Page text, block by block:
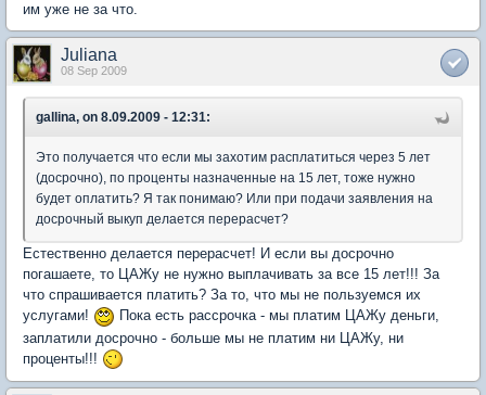
им уже не за что.
Juliana
08 Sep 2009
gallina, on 8.09.2009 - 12:31:
Это получается что если мы захотим расплатиться через 5 лет
(досрочно), по проценты назначенные на 15 лет, тоже нужно
будет оплатить? Я так понимаю? Или при подачи заявления на
досрочный выкуп делается перерасчет?
Естественно делается перерасчет! И если вы досрочно
погашаете, то ЦАЖу не нужно выплачивать за все 15 лет!!! За
что спрашивается платить? За то, что мы не пользуемся их
услугами!
Пока есть рассрочка - мы платим ЦАЖу деньги,
заплатили досрочно - больше мы не платим ни ЦАЖу, ни
проценты!!!